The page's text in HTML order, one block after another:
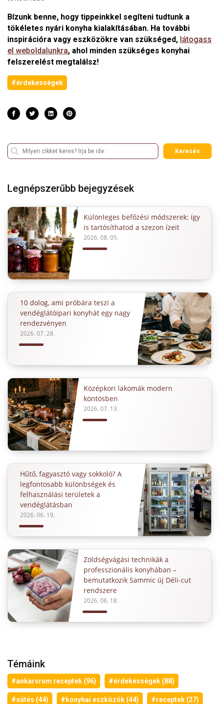
Bízunk benne, hogy tippeinkkel segíteni tudtunk a
tökéletes nyári konyha kialakításában. Ha további
inspirációra vagy eszközökre van szükséged, látogass
el weboldalunkra, ahol minden szükséges konyhai
felszerelést megtalálsz!
#érdekességek
Keresés
Legnépszerűbb bejegyzések
Különleges befőzési módszerek: így
is tartósíthatod a szezon ízeit
2026. 08. 05.
10 dolog, ami próbára teszi a
vendéglátóipari konyhát egy nagy
rendezvényen
2026. 07. 28.
Középkori lakomák modern
köntösben
2026. 07. 13.
Hűtő, fagyasztó vagy sokkoló? A
legfontosabb különbségek és
felhasználási területek a
vendéglátásban
2026. 06. 19.
Zöldségvágási technikák a
professzionális konyhában –
bemutatkozik Sammic új Déli-cut
rendszere
2026. 06. 18.
Témáink
#ankarsrum receptek (96) #érdekességek (88)
#sütés (44) #konyhai eszközök (44) #receptek (27)